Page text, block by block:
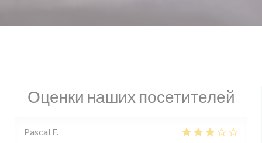
Оценки наших посетителей
Pascal F